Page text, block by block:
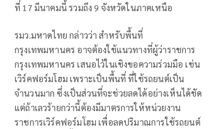
ที่ 17 มีนาคมนี้ รวมถึง 9 จังหวัดในภาคเหนือ
รมว.มหาดไทย กล่าวว่า สำหรับพื้นที่
กรุงเทพมหานคร อาจต้องใช้แนวทางที่ผู้ว่าราชการ
กรุงเทพมหานคร เสนอไว้ในเชิงขอความร่วมมือ เช่น
เวิร์คฟอร์มโฮม เพราะเป็นพื้นที่ ที่ใช้รถยนต์เป็น
จำนวนมาก ซึ่งเป็นส่วนที่จะช่วยลดได้อย่างเห็นได้ชัด
แต่ถ้าเลวร้ายกว่านี้ต้องมีมาตรการให้หน่วยงาน
ราชการเวิร์คฟอร์มโฮม เพื่อลดปริมาณการใช้รถยนต์